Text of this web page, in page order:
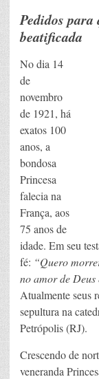
Pedidos para
beatificada
No dia 14
de
novembro
de 1921, há
exatos 100
anos, a
bondosa
Princesa
falecia na
França, aos
75 anos de
idade. Em seu
fé: “Quero
no amor de Deus
Atualmente seus
sepultura na
Petrópolis (RJ).
Crescendo de
veneranda